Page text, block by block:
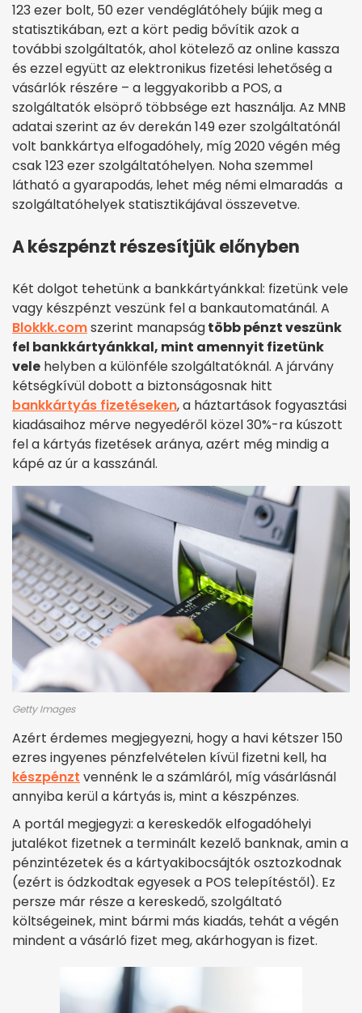
123 ezer bolt, 50 ezer vendéglátóhely bújik meg a
statisztikában, ezt a kört pedig bővítik azok a
további szolgáltatók, ahol kötelező az online kassza
és ezzel együtt az elektronikus fizetési lehetőség a
vásárlók részére – a leggyakoribb a POS, a
szolgáltatók elsöprő többsége ezt használja. Az MNB
adatai szerint az év derekán 149 ezer szolgáltatónál
volt bankkártya elfogadóhely, míg 2020 végén még
csak 123 ezer szolgáltatóhelyen. Noha szemmel
látható a gyarapodás, lehet még némi elmaradás a
szolgáltatóhelyek statisztikájával összevetve.
A készpénzt részesítjük előnyben
Két dolgot tehetünk a bankkártyánkkal: fizetünk vele
vagy készpénzt veszünk fel a bankautomatánál. A
Blokkk.comszerint manapságtöbb pénzt veszünk
fel bankkártyánkkal, mint amennyit fizetünk
vele helyben a különféle szolgáltatóknál. A járvány
kétségkívül dobott a biztonságosnak hitt
bankkártyás fizetéseken, a háztartások fogyasztási
kiadásaihoz mérve negyedéről közel 30%-ra kúszott
fel a kártyás fizetések aránya, azért még mindig a
kápé az úr a kasszánál.
Getty Images
Azért érdemes megjegyezni, hogy a havi kétszer 150
ezres ingyenes pénzfelvételen kívül fizetni kell, ha
készpénzt vennénk le a számláról, míg vásárlásnál
annyiba kerül a kártyás is, mint a készpénzes.
A portál megjegyzi: a kereskedők elfogadóhelyi
jutalékot fizetnek a terminált kezelő banknak, amin a
pénzintézetek és a kártyakibocsájtók osztozkodnak
(ezért is ódzkodtak egyesek a POS telepítéstől). Ez
persze már része a kereskedő, szolgáltató
költségeinek, mint bármi más kiadás, tehát a végén
mindent a vásárló fizet meg, akárhogyan is fizet.